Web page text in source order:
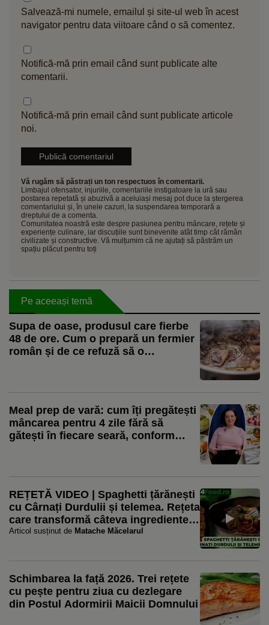
Salvează-mi numele, emailul și site-ul web în acest
navigator pentru data viitoare când o să comentez.
Notifică-mă prin email când sunt publicate alte
comentarii.
Notifică-mă prin email când sunt publicate articole
noi.
Vă rugăm să păstrați un ton respectuos în comentarii.
Limbajul ofensator, injuriile, comentariile instigatoare la ură sau
postarea repetată și abuzivă a aceluiași mesaj pot duce la ștergerea
comentariului și, în unele cazuri, la suspendarea temporară a
dreptului de a comenta.
Comunitatea noastră este despre pasiunea pentru mâncare, rețete și
experiențe culinare, iar discuțiile sunt binevenite atât timp cât rămân
civilizate și constructive. Vă mulțumim că ne ajutați să păstrăm un
spațiu plăcut pentru toți
Pe aceeași temă
Supa de oase, produsul care fierbe
48 de ore. Cum o prepară un fermier
român și de ce refuză să o
Meal prep de vară: cum îți pregătești
mâncarea pentru 4 zile fără să
gătești în fiecare seară, conform
REȚETĂ VIDEO | Spaghetti țărănești
cu Cârnați Durdulii și telemea. Rețeta
care transformă câteva ingrediente
simple într-o masă plină de gust
Articol susținut de Matache Măcelarul
Schimbarea la față 2026. Trei rețete
cu pește pentru ziua cu dezlegare
din Postul Adormirii Maicii Domnului